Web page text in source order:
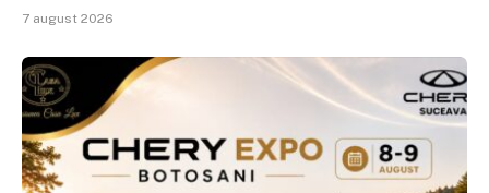
7 august 2026